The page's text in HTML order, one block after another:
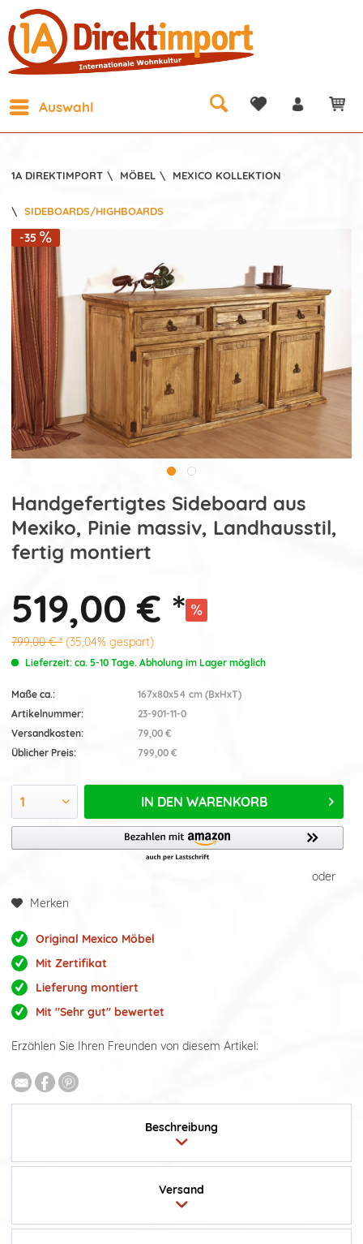
Auswahl
1A DIREKTIMPORT \ MÖBEL \ MEXICO KOLLEKTION
\ SIDEBOARDS/HIGHBOARDS
-35
Handgefertigtes Sideboard aus
Mexiko, Pinie massiv, Landhausstil,
fertig montiert
519,00 € *
799,00 € * (35,04% gespart)
Lieferzeit: ca. 5-10 Tage. Abholung im Lager möglich
Maße ca.:
167x80x54 cm (BxHxT)
Artikelnummer:
23-901-11-0
Versandkosten:
79,00 €
Üblicher Preis:
799,00 €
IN DEN WARENKORB
oder
Merken
Original Mexico Möbel
Mit Zertifikat
Lieferung montiert
Mit "Sehr gut" bewertet
Erzählen Sie Ihren Freunden von diesem Artikel:
Beschreibung
Versand